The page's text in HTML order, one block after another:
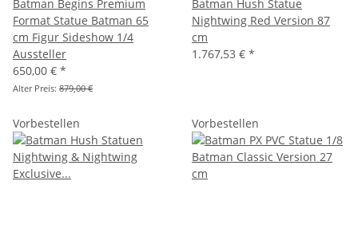
Batman Begins Premium
Format Statue Batman 65
cm Figur Sideshow 1/4
Aussteller
650,00 € *
Alter Preis: 879,00 €
Batman Hush Statue
Nightwing Red Version 87
cm
1.767,53 € *
Vorbestellen Vorbestellen